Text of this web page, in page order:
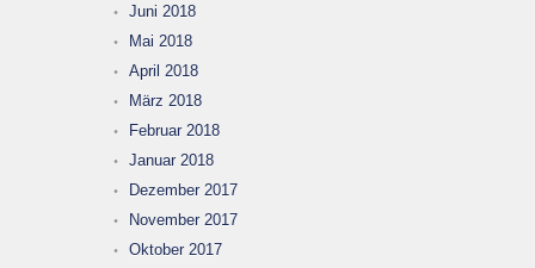
Juni 2018
Mai 2018
April 2018
März 2018
Februar 2018
Januar 2018
Dezember 2017
November 2017
Oktober 2017